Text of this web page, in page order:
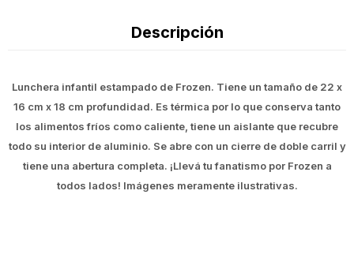
Descripción
Lunchera infantil estampado de Frozen. Tiene un tamaño de 22 x
16 cm x 18 cm profundidad. Es térmica por lo que conserva tanto
los alimentos fríos como caliente, tiene un aislante que recubre
todo su interior de aluminio. Se abre con un cierre de doble carril y
tiene una abertura completa. ¡Llevá tu fanatismo por Frozen a
todos lados! Imágenes meramente ilustrativas.